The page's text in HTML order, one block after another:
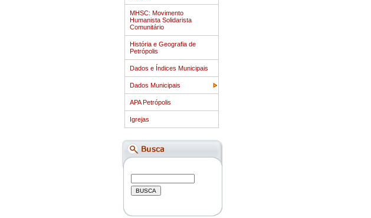
MHSC: Movimento
Humanista Solidarista
Comunitário
História e Geografia de
Petrópolis
Dados e Índices Municipais
Dados Municipais
APA Petrópolis
Igrejas